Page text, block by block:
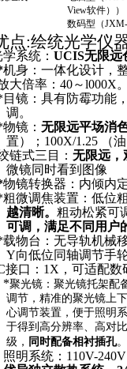
View软件）
）
数码型 （
点:绘统光学仪
系统： UCIS无限远
机身：一体化设计，
大倍率：40～l000X
目镜：具有防霉功能
调。
镜： 无限远平场消
置）；100X/1.25 （
链式三目： 无限远，
微镜同时看到图像
物镜转换器：内倾内
粗微调焦装置：低位
越清晰。 粗动松紧可
可调，满足不同用户
载物台：无导轨机械
Y向低位同轴调节手
接口：1X，可适配
*聚光镜：聚光镜托架配
调节，精准的聚光镜上
心调节装置，便于照明
于得到高分辨率、高对
级， 同时配备相衬插孔。
照明系统：110V-